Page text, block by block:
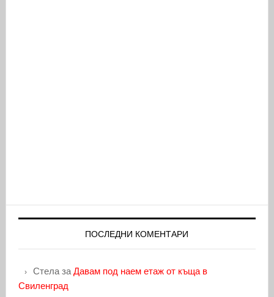
ПОСЛЕДНИ КОМЕНТАРИ
Стелаза Давам под наем етаж от къща в
Свиленград